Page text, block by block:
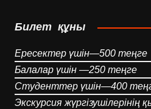
Билет құны
Ересектер үшін—500 теңге
Балалар үшін —250 теңге
Студенттер үшін—400
Экскурсия